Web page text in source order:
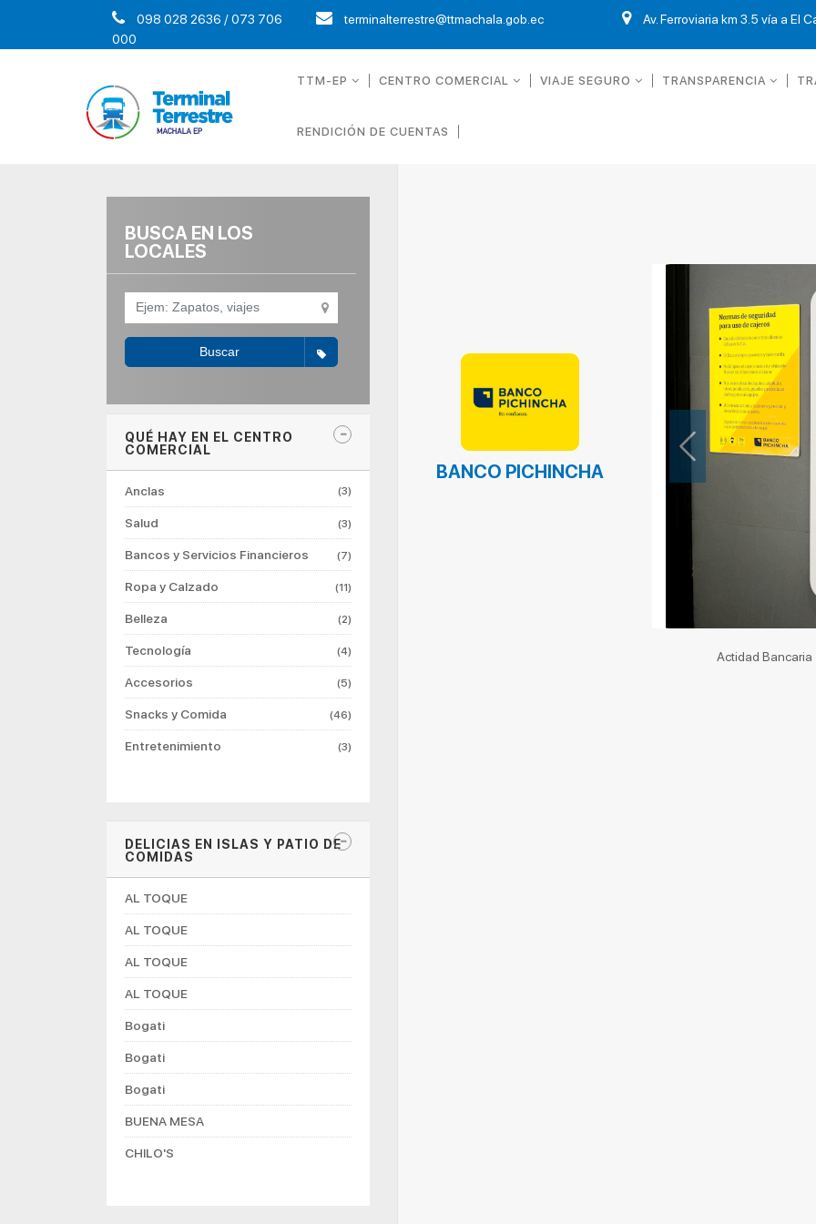
098 028 2636 / 073 706
000
terminalterrestre@ttmachala.gob.ec Av. Ferroviaria km 3.5 vía a El
TTM-EP CENTRO COMERCIAL VIAJE SEGURO TRANSPARENCIA
RENDICIÓN DE CUENTAS
BUSCA EN LOS
LOCALES
Buscar
QUÉ HAY EN EL CENTRO
COMERCIAL
Anclas (3)
Salud (3)
Bancos y Servicios Financieros (7)
Ropa y Calzado (11)
Belleza (2)
Tecnología (4)
Accesorios (5)
Snacks y Comida (46)
Entretenimiento (3)
DELICIAS EN ISLAS Y PATIO DE
COMIDAS
AL TOQUE
AL TOQUE
AL TOQUE
AL TOQUE
Bogati
Bogati
Bogati
BUENA MESA
CHILO'S
BANCO PICHINCHA
Previous
Actidad Bancaria